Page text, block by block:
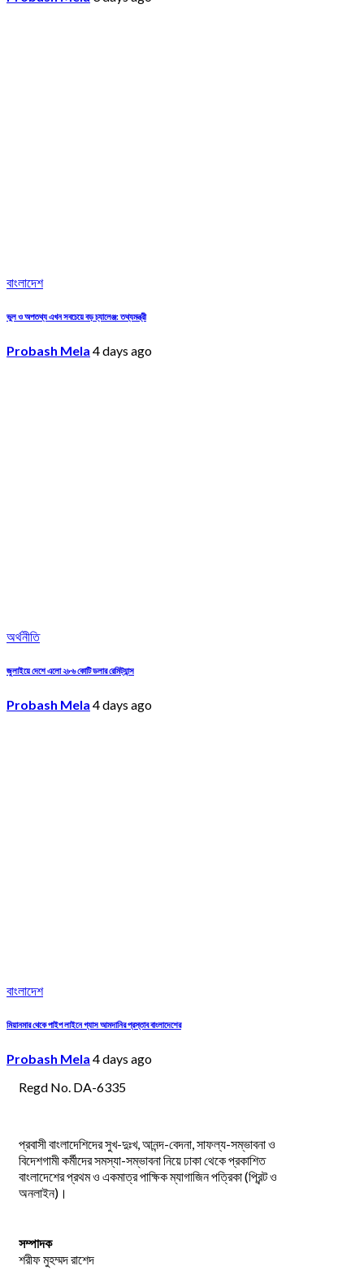
বাংলাদেশ
ভুল ও অপতথ্য এখন সবচেয়ে বড় চ্যালেঞ্জ: তথ্যমন্ত্রী
Probash Mela 4 days ago
অর্থনীতি
জুলাইয়ে দেশে এলো ২৮৬ কোটি ডলার রেমিট্যান্স
Probash Mela 4 days ago
বাংলাদেশ
মিয়ানমার থেকে পাইপ লাইনে গ্যাস আমদানির প্রস্তাব বাংলাদেশের
Probash Mela 4 days ago
Regd No. DA-6335
প্রবাসী বাংলাদেশিদের সুখ-দুঃখ, আনন্দ-বেদনা, সাফল্য-সম্ভাবনা ও
বিদেশগামী কর্মীদের সমস্যা-সম্ভাবনা নিয়ে ঢাকা থেকে প্রকাশিত
বাংলাদেশের প্রথম ও একমাত্র পাক্ষিক ম্যাগাজিন পত্রিকা (প্রিন্ট ও
অনলাইন)।
সম্পাদক
শরীফ মুহম্মদ রাশেদ